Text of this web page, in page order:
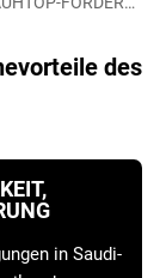
des
in Saudi-